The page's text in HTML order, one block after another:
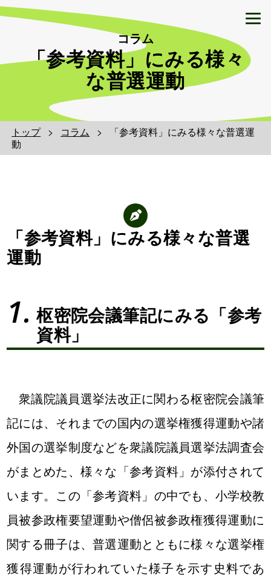
コラム
「参考資料」にみる様々
な普選運動
トップ コラム
「参考資料」にみる様々な普選運
動
「参考資料」にみる様々な普選
運動
枢密院会議筆記にみる「参考
資料」
衆議院議員選挙法改正に関わる枢密院会議筆
記には、それまでの国内の選挙権獲得運動や諸
外国の選挙制度などを衆議院議員選挙法調査会
がまとめた、様々な「参考資料」が添付されて
います。この「参考資料」の中でも、小学校教
員被参政権要望運動や僧侶被参政権獲得運動に
関する冊子は、普選運動とともに様々な選挙権
獲得運動が行われていた様子を示す史料であ